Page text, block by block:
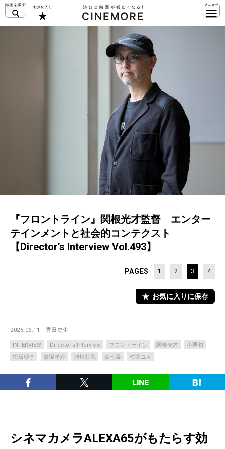
『フロントライン』関根光才監督 エンター
テインメントと社会的コンテクスト
【Director’s Interview Vol.493】
PAGES 1 2 3 4
お気に入りに保存
2025.06.11 香田史生
INTERVIEW Director’s Interview フロントライン 関根光才
小栗旬
松坂桃李
窪塚洋介 池松壮亮 森七菜 桜井ユキ
シネマカメラALEXA65がもたらす効